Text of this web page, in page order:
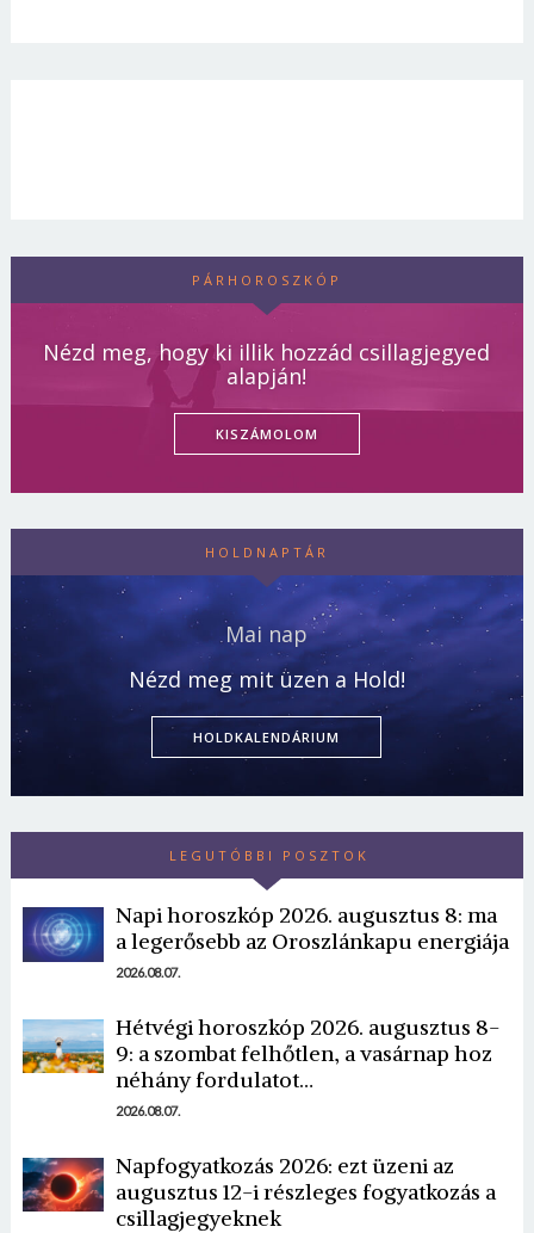
PÁRHOROSZKÓP
Nézd meg, hogy ki illik hozzád csillagjegyed
alapján!
KISZÁMOLOM
HOLDNAPTÁR
Mai nap
Nézd meg mit üzen a Hold!
HOLDKALENDÁRIUM
LEGUTÓBBI POSZTOK
Napi horoszkóp 2026. augusztus 8: ma
a legerősebb az Oroszlánkapu energiája
2026.08.07.
Hétvégi horoszkóp 2026. augusztus 8-
9: a szombat felhőtlen, a vasárnap hoz
néhány fordulatot…
2026.08.07.
Napfogyatkozás 2026: ezt üzeni az
augusztus 12-i részleges fogyatkozás a
csillagjegyeknek
Borsonline bejelentkezés